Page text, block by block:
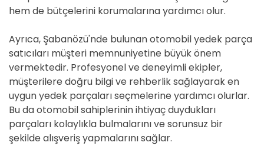
hem de bütçelerini korumalarına yardımcı olur.
Ayrıca, Şabanözü'nde bulunan otomobil yedek parça
satıcıları müşteri memnuniyetine büyük önem
vermektedir. Profesyonel ve deneyimli ekipler,
müşterilere doğru bilgi ve rehberlik sağlayarak en
uygun yedek parçaları seçmelerine yardımcı olurlar.
Bu da otomobil sahiplerinin ihtiyaç duydukları
parçaları kolaylıkla bulmalarını ve sorunsuz bir
şekilde alışveriş yapmalarını sağlar.